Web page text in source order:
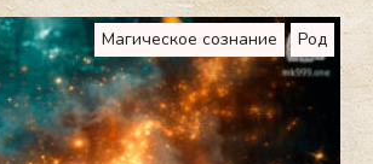
Магическое сознание Род